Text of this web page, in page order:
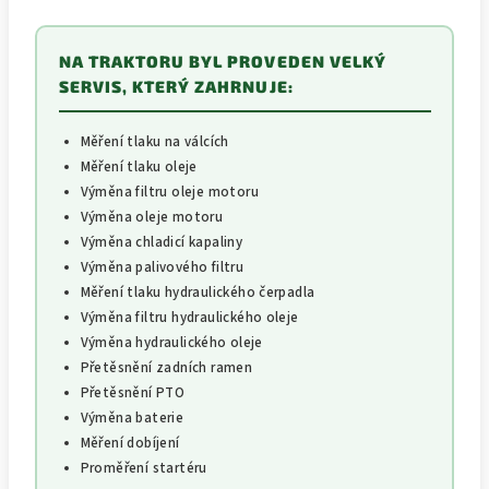
NA TRAKTORU BYL PROVEDEN VELKÝ
SERVIS, KTERÝ ZAHRNUJE:
Měření tlaku na válcích
Měření tlaku oleje
Výměna filtru oleje motoru
Výměna oleje motoru
Výměna chladicí kapaliny
Výměna palivového filtru
Měření tlaku hydraulického čerpadla
Výměna filtru hydraulického oleje
Výměna hydraulického oleje
Přetěsnění zadních ramen
Přetěsnění PTO
Výměna baterie
Měření dobíjení
Proměření startéru